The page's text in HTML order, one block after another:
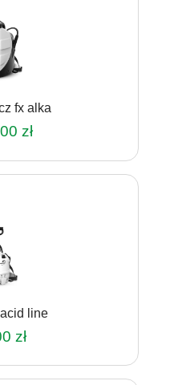
fx alka
zł
line
zł